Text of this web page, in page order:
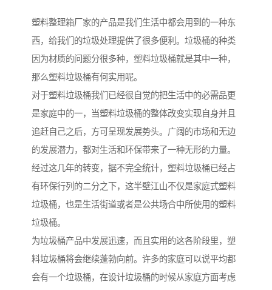
塑料整理箱厂家的产品是我们生活中都会用到的一种东
西，给我们的垃圾处理提供了很多便利。垃圾桶的种类
因为材质的问题分很多种，塑料垃圾桶就是其中一种，
那么塑料垃圾桶有何实用呢。
对于塑料垃圾桶我们已经很自觉的把生活中的必需品更
是家庭中的一，当塑料垃圾桶的整体改变实现自身并且
追赶自己之后，方可呈现发展势头。广阔的市场和无边
的发展潜力，都对生活和环保带来了一种无形的力量。
经过这几年的转变，据不完全统计，塑料垃圾桶已经占
有环保行列的二分之下，这半壁江山不仅是家庭式塑料
垃圾桶，也是生活街道或者是公共场合中所使用的塑料
垃圾桶。
为垃圾桶产品中发展迅速，而且实用的这各阶段里，塑
料垃圾桶将会继续蓬勃向前。许多的家庭可以说平均都
会有一个垃圾桶，在设计垃圾桶的时候从家庭方面考虑